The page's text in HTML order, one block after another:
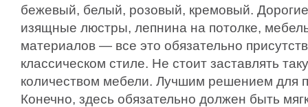
бежевый, белый, розовый, кремовый.
изящные люстры, лепнина на потолке,
материалов — все это обязательно
классическом стиле. Не стоит заставлять
количеством мебели. Лучшим решением для
Конечно, здесь обязательно должен быть